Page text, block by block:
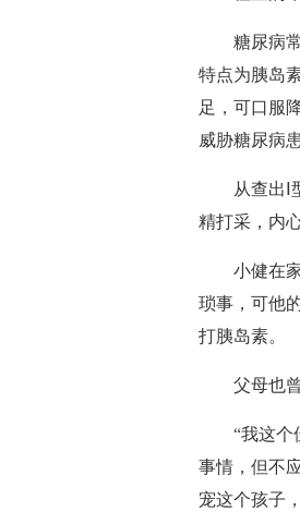
糖尿病常
特点为胰岛
足，可口服
威胁糖尿病
从查出Ⅰ型
精打采，内
小健在家
琐事，可他
打胰岛素。
父母也曾
“我这个侄
事情，但不
宠这个孩子